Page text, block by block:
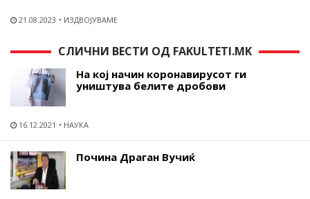
21.08.2023 ИЗДВОЈУВАМЕ
СЛИЧНИ ВЕСТИ ОД FAKULTETI.MK
На кој начин коронавирусот ги
уништува белите дробови
16.12.2021 НАУКА
Почина Драган Вучиќ